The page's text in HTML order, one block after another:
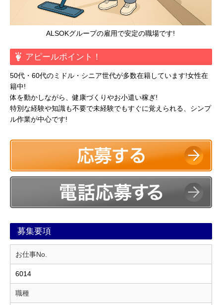
ALSOKグループの雇用で安定の職場です!
アピールポイント！
50代・60代のミドル・シニア世代が多数在籍しています!女性在
籍中!
体を動かしながら、健康づくりやお小遣い稼ぎ!
特別な経験や知識も不要で未経験でもすぐに覚えられる、シンプ
ル作業が中心です!
募集要項
お仕事No.
6014
職種